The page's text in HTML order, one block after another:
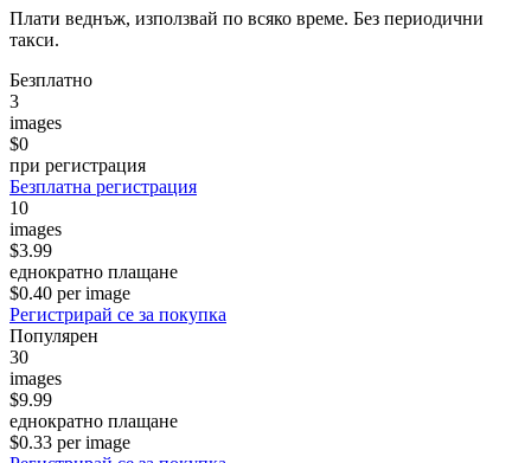
Плати веднъж, използвай по всяко време. Без периодични
такси.
Безплатно
3
images
$0
при регистрация
Безплатна регистрация
10
images
$3.99
еднократно плащане
$0.40 per image
Регистрирай се за покупка
Популярен
30
images
$9.99
еднократно плащане
$0.33 per image